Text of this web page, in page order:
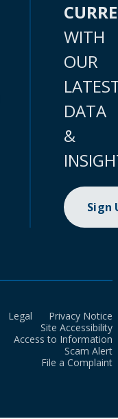
WITH
OUR
DATA
&
Sign
Legal
Privacy Notice
Site Accessibility
Access to Information
Scam Alert
File a Complaint